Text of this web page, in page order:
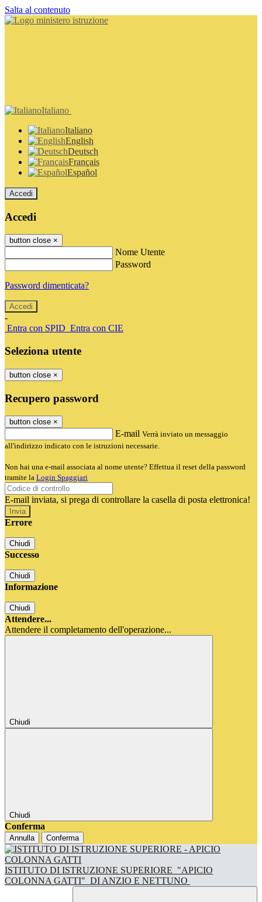
Salta al contenuto
Italiano
Italiano
English
Deutsch
Français
Español
Accedi
Accedi
button close ×
Nome Utente
Password
Password dimenticata?
-
Entra con SPID Entra con CIE
Seleziona utente
button close ×
Recupero password
button close ×
E-mail Verrà inviato un messaggio
all'indirizzo indicato con le istruzioni necessarie.
Non hai una e-mail associata al nome utente? Effettua il reset della password
tramite la Login Spaggiari
E-mail inviata, si prega di controllare la casella di posta elettronica!
Errore
Chiudi
Successo
Chiudi
Informazione
Chiudi
Attendere...
Attendere il completamento dell'operazione...
Chiudi
Chiudi
Conferma
Annulla Conferma
ISTITUTO DI ISTRUZIONE SUPERIORE "APICIO
COLONNA GATTI" DI ANZIO E NETTUNO